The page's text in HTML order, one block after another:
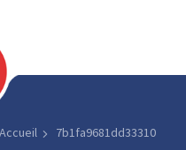
Accueil 7b1fa9681dd33310